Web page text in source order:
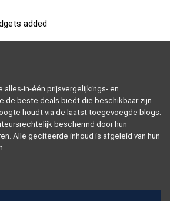
added
alles-in-één prijsvergelijkings- en
de beste deals biedt die beschikbaar zijn
houdt via de laatst toegevoegde blogs.
beschermd door hun
Alle geciteerde inhoud is afgeleid van hun